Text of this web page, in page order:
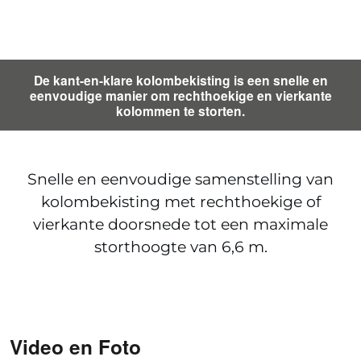
De kant-en-klare kolombekisting is een snelle en
eenvoudige manier om rechthoekige en vierkante
kolommen te storten.
Snelle en eenvoudige samenstelling van
kolombekisting met rechthoekige of
vierkante doorsnede tot een maximale
storthoogte van 6,6 m.
Video en Foto